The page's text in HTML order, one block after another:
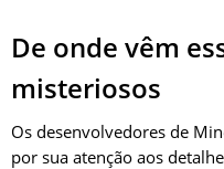
De onde vêm
misteriosos
Os desenvolvedores de
por sua atenção aos